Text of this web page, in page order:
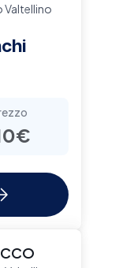
Valtellino